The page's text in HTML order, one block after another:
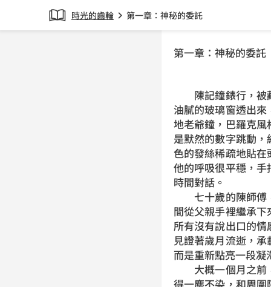
時光的齒輪 chevron_right 第一章：神秘的委託
第一章：神秘的委託
陳記鐘錶行，被藏
油膩的玻璃窗透出
地老爺鐘，巴羅克
是默然的數字跳動
色的發絲稀疏地貼
他的呼吸很平穩，
時間對話。
七十歲的陳師傅，
間從父親手裡繼承
所有沒有說出口的
見證著歲月流逝，
而是重新點亮一段凝
大概一個月之前，
得一塵不染，和周